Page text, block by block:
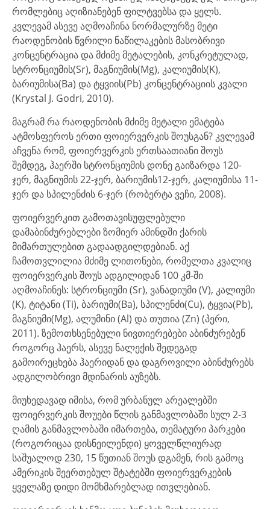
რომლებიც აღიზიანებენ ფილტვებსა და ყელს.
კვლევამ ასევე აღმოაჩინა ნორმალურზე მეტი
რაოდენობის წვრილი ნაწილაკების მასობრივი
კონცენტრაცია და მძიმე მეტალების, კონკრეტულად,
სტრონციუმის(Sr), მაგნიუმის(Mg), კალიუმის(K),
ბარიუმისა(Ba) და ტყვიის(Pb) კონცენტრაციის კვალი
(Krystal J. Godri, 2010).
მაგრამ რა რაოდენობის მძიმე მეტალი ემატება
ატმოსფეროს ერთი ფოიერვერკის შოუსგან? კვლევამ
აჩვენა რომ, ფოიერვერკის ერთსაათიანი შოუს
შემდეგ, ჰაერში სტრონციუმის დონე გაიზარდა 120-
ჯერ, მაგნიუმის 22-ჯერ, ბარიუმის12-ჯერ, კალიუმისა 11-
ჯერ და სპილენძის 6-ჯერ (რობერტა ვეჩი, 2008).
ფოიერვერკით გამოთავისუფლებული
დამაბინძურებლები ზომიერ ამინდში ქარის
მიმართულებით გადაადგილდებიან. აქ
ჩამოთვლილია მძიმე ლითონები, რომელთა კვალიც
ფოიერვერკის შოუს ადგილიდან 100 კმ-ში
აღმოაჩინეს: სტრონციუმი (Sr), ვანადიუმი (V), კალიუმი
(K), ტიტანი (Ti), ბარიუმი(Ba), სპილენძი(Cu), ტყვია(Pb),
მაგნიუმი(Mg), ალუმინი (Al) და თუთია (Zn) (პერი,
2011). ზემოთხსენებული ნივთიერებები აბინძურებენ
როგორც ჰაერს, ასევე ნალექის შედეგად
გამოირეცხება ჰაერიდან და დაგროვილი აბინძურებს
ადგილობრივი მდინარის აუზებს.
მიუხედავად იმისა, რომ ურბანულ არეალებში
ფოიერვერკის შოუები წლის განმავლობაში სულ 2-3
ღამის განმავლობაში იმართება, თემატური პარკები
(როგორიცაა დისნეილენდი) ყოველწლიურად
საშუალოდ 230, 15 წუთიან შოუს დგამენ, რის გამოც
ამერიკის შეერთებულ შტატებში ფოიერვერკების
ყველაზე დიდი მომხმარებლად ითვლებიან.